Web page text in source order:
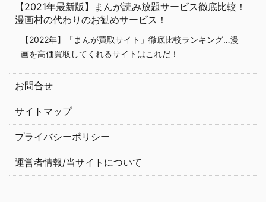
【2021年最新版】まんが読み放題サービス徹底比較！
漫画村の代わりのお勧めサービス！
【2022年】「まんが買取サイト」徹底比較ランキング…漫
画を高価買取してくれるサイトはこれだ！
お問合せ
サイトマップ
プライバシーポリシー
運営者情報/当サイトについて